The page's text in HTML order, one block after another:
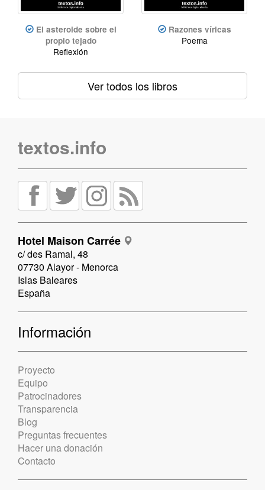
El asteroide sobre el
propio tejado
Reflexión
Razones víricas
Poema
Ver todos los libros
textos.info
Hotel Maison Carrée
c/ des Ramal, 48
07730 Alayor - Menorca
Islas Baleares
España
Información
Proyecto
Equipo
Patrocinadores
Transparencia
Blog
Preguntas frecuentes
Hacer una donación
Contacto